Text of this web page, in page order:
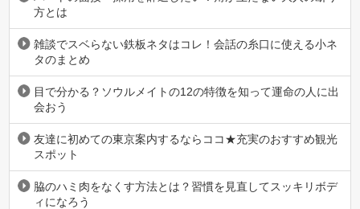
方とは
雑談でスベらない鉄板ネタはコレ！会話の糸口に使える小ネ
タのまとめ
目で分かる？ソウルメイトの12の特徴を知って運命の人に出
会おう
友達に初めての東京案内するならココ★充実のおすすめ観光
スポット
脇のハミ肉をなくす方法とは？習慣を見直してスッキリボデ
ィになろう